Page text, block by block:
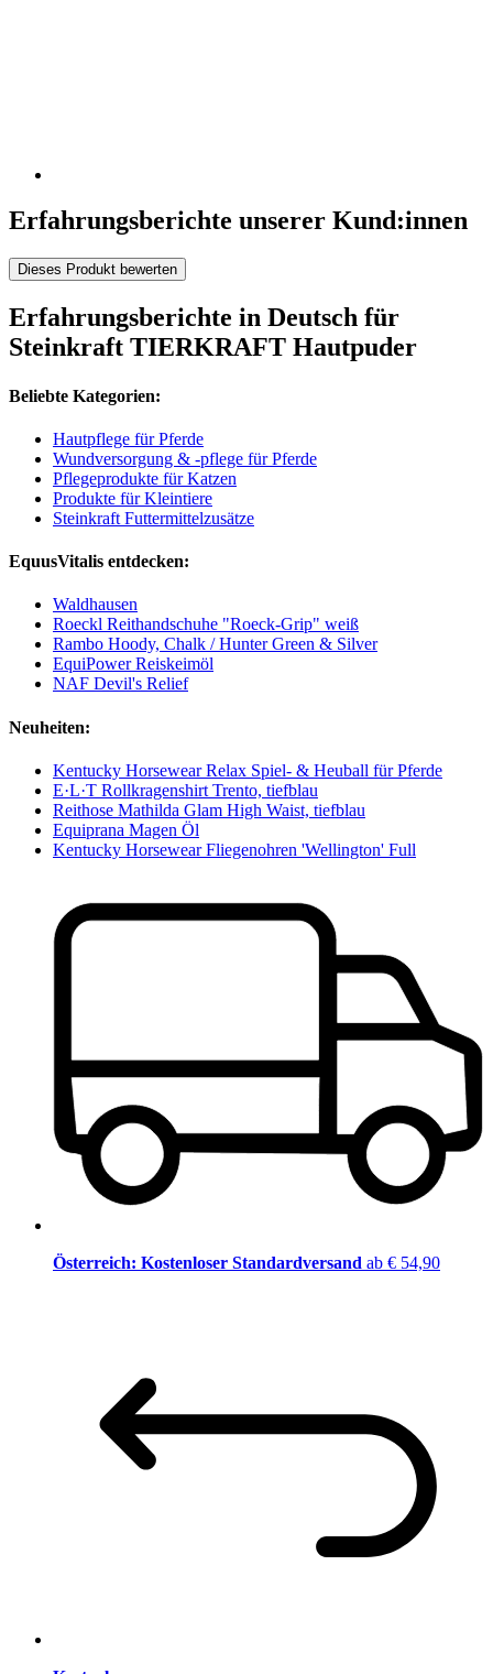
Erfahrungsberichte unserer Kund:innen
Dieses Produkt bewerten
Erfahrungsberichte in Deutsch für
Steinkraft TIERKRAFT Hautpuder
Beliebte Kategorien:
Hautpflege für Pferde
Wundversorgung & -pflege für Pferde
Pflegeprodukte für Katzen
Produkte für Kleintiere
Steinkraft Futtermittelzusätze
EquusVitalis entdecken:
Waldhausen
Roeckl Reithandschuhe "Roeck-Grip" weiß
Rambo Hoody, Chalk / Hunter Green & Silver
EquiPower Reiskeimöl
NAF Devil's Relief
Neuheiten:
Kentucky Horsewear Relax Spiel- & Heuball für Pferde
E·L·T Rollkragenshirt Trento, tiefblau
Reithose Mathilda Glam High Waist, tiefblau
Equiprana Magen Öl
Kentucky Horsewear Fliegenohren 'Wellington' Full
Österreich: Kostenloser Standardversand ab € 54,90